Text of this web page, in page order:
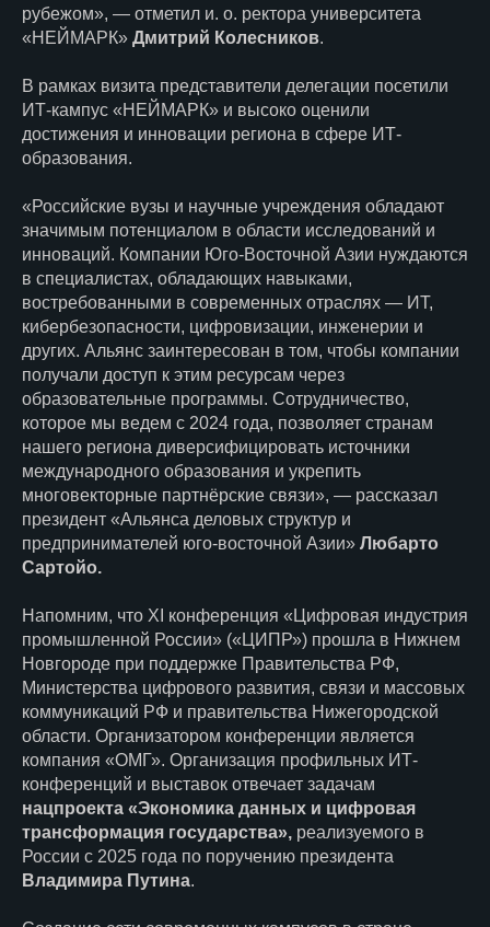
рубежом», — отметил и. о. ректора университета
«НЕЙМАРК» Дмитрий Колесников.
В рамках визита представители делегации посетили
ИТ-кампус «НЕЙМАРК» и высоко оценили
достижения и инновации региона в сфере ИТ-
образования.
«Российские вузы и научные учреждения обладают
значимым потенциалом в области исследований и
инноваций. Компании Юго-Восточной Азии нуждаются
в специалистах, обладающих навыками,
востребованными в современных отраслях — ИТ,
кибербезопасности, цифровизации, инженерии и
других. Альянс заинтересован в том, чтобы компании
получали доступ к этим ресурсам через
образовательные программы. Сотрудничество,
которое мы ведем с 2024 года, позволяет странам
нашего региона диверсифицировать источники
международного образования и укрепить
многовекторные партнёрские связи», — рассказал
президент «Альянса деловых структур и
предпринимателей юго-восточной Азии» Любарто
Сартойо.
Напомним, что XI конференция «Цифровая индустрия
промышленной России» («ЦИПР») прошла в Нижнем
Новгороде при поддержке Правительства РФ,
Министерства цифрового развития, связи и массовых
коммуникаций РФ и правительства Нижегородской
области. Организатором конференции является
компания «ОМГ». Организация профильных ИТ-
конференций и выставок отвечает задачам
нацпроекта «Экономика данных и цифровая
трансформация государства», реализуемого в
России с 2025 года по поручению президента
Владимира Путина.